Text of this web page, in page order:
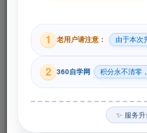
1 老用户请注意： 由于本次
2 360自学网 积分永不清零
✨ 服务